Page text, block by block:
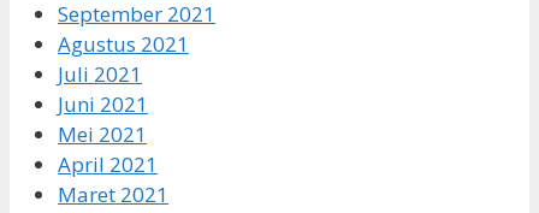
September 2021
Agustus 2021
Juli 2021
Juni 2021
Mei 2021
April 2021
Maret 2021